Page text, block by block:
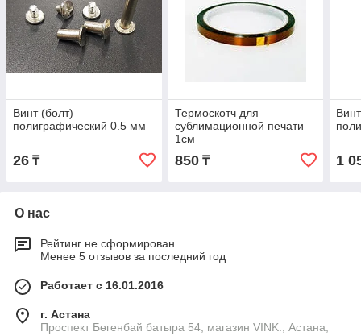
Винт (болт)
полиграфический 0.5 мм
26 ₸
Термоскотч для
сублимационной печати
1см
850₸ 1
О нас
Рейтинг не сформирован
Менее 5 отзывов за последний год
Работает с 16.01.2016
г. Астана
Проспект Бөгенбай батыра 54, магазин VINK., Астана,